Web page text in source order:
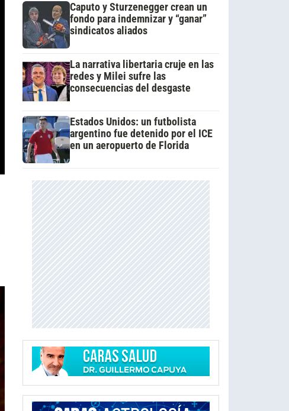
Caputo y Sturzenegger crean un
fondo para indemnizar y “ganar”
sindicatos aliados
La narrativa libertaria cruje en las
redes y Milei sufre las
consecuencias del desgaste
Estados Unidos: un futbolista
argentino fue detenido por el ICE
en un aeropuerto de Florida